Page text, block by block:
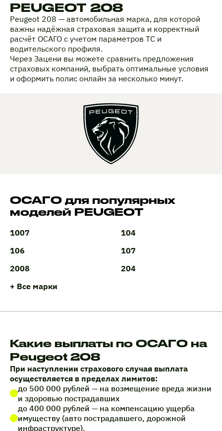
PEUGEOT 208
Peugeot 208 — автомобильная марка, для которой
важны надёжная страховая защита и корректный
расчёт ОСАГО с учетом параметров ТС и
водительского профиля.
Через Зацени вы можете сравнить предложения
страховых компаний, выбрать оптимальные условия
и оформить полис онлайн за несколько минут.
ОСАГО для популярных
моделей PEUGEOT
1007
104
106
107
2008
204
+ Все марки
Какие выплаты по ОСАГО на
Peugeot 208
При наступлении страхового случая выплата
осуществляется в пределах лимитов:
до 500 000 рублей — на возмещение вреда жизни
и здоровью пострадавших
до 400 000 рублей — на компенсацию ущерба
имуществу (авто пострадавшего, дорожной
инфраструктуре).